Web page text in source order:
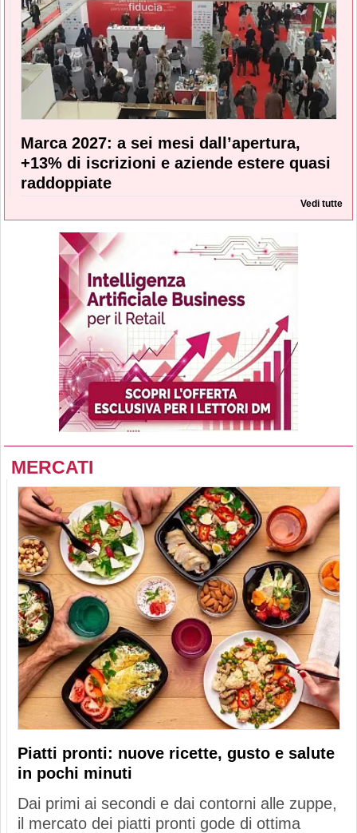
Marca 2027: a sei mesi dall’apertura,
+13% di iscrizioni e aziende estere quasi
raddoppiate
Vedi tutte
MERCATI
Piatti pronti: nuove ricette, gusto e salute
in pochi minuti
Dai primi ai secondi e dai contorni alle zuppe,
il mercato dei piatti pronti gode di ottima